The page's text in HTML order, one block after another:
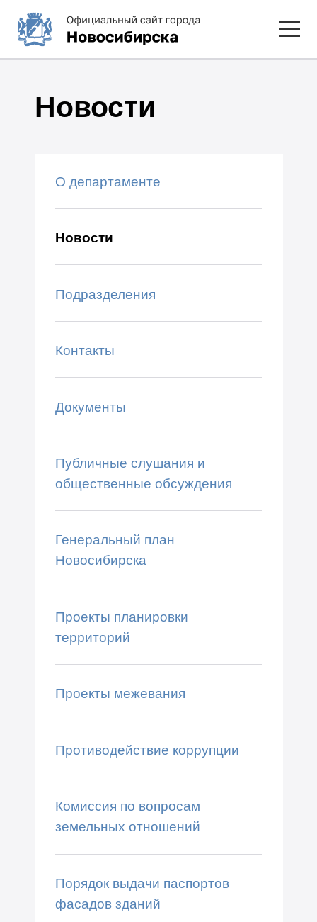
Новости
О департаменте
Новости
Подразделения
Контакты
Документы
Публичные слушания и
общественные обсуждения
Генеральный план
Новосибирска
Проекты планировки
территорий
Проекты межевания
Противодействие коррупции
Комиссия по вопросам
земельных отношений
Порядок выдачи паспортов
фасадов зданий